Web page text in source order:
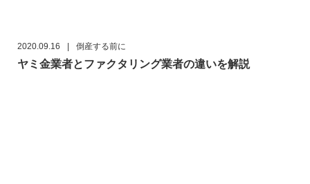
2020.09.16 | 倒産する前に
ヤミ金業者とファクタリング業者の違いを解説